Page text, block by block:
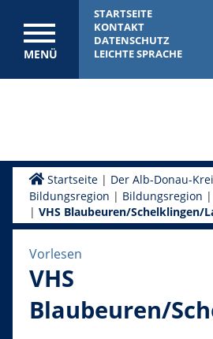
MENÜ
STARTSEITE
KONTAKT
DATENSCHUTZ
LEICHTE SPRACHE
Startseite| Der Alb-Donau-
Bildungsregion | Bildungsregion |
| VHS Blaubeuren/Schelklingen/
Vorlesen
VHS
Blaubeuren/